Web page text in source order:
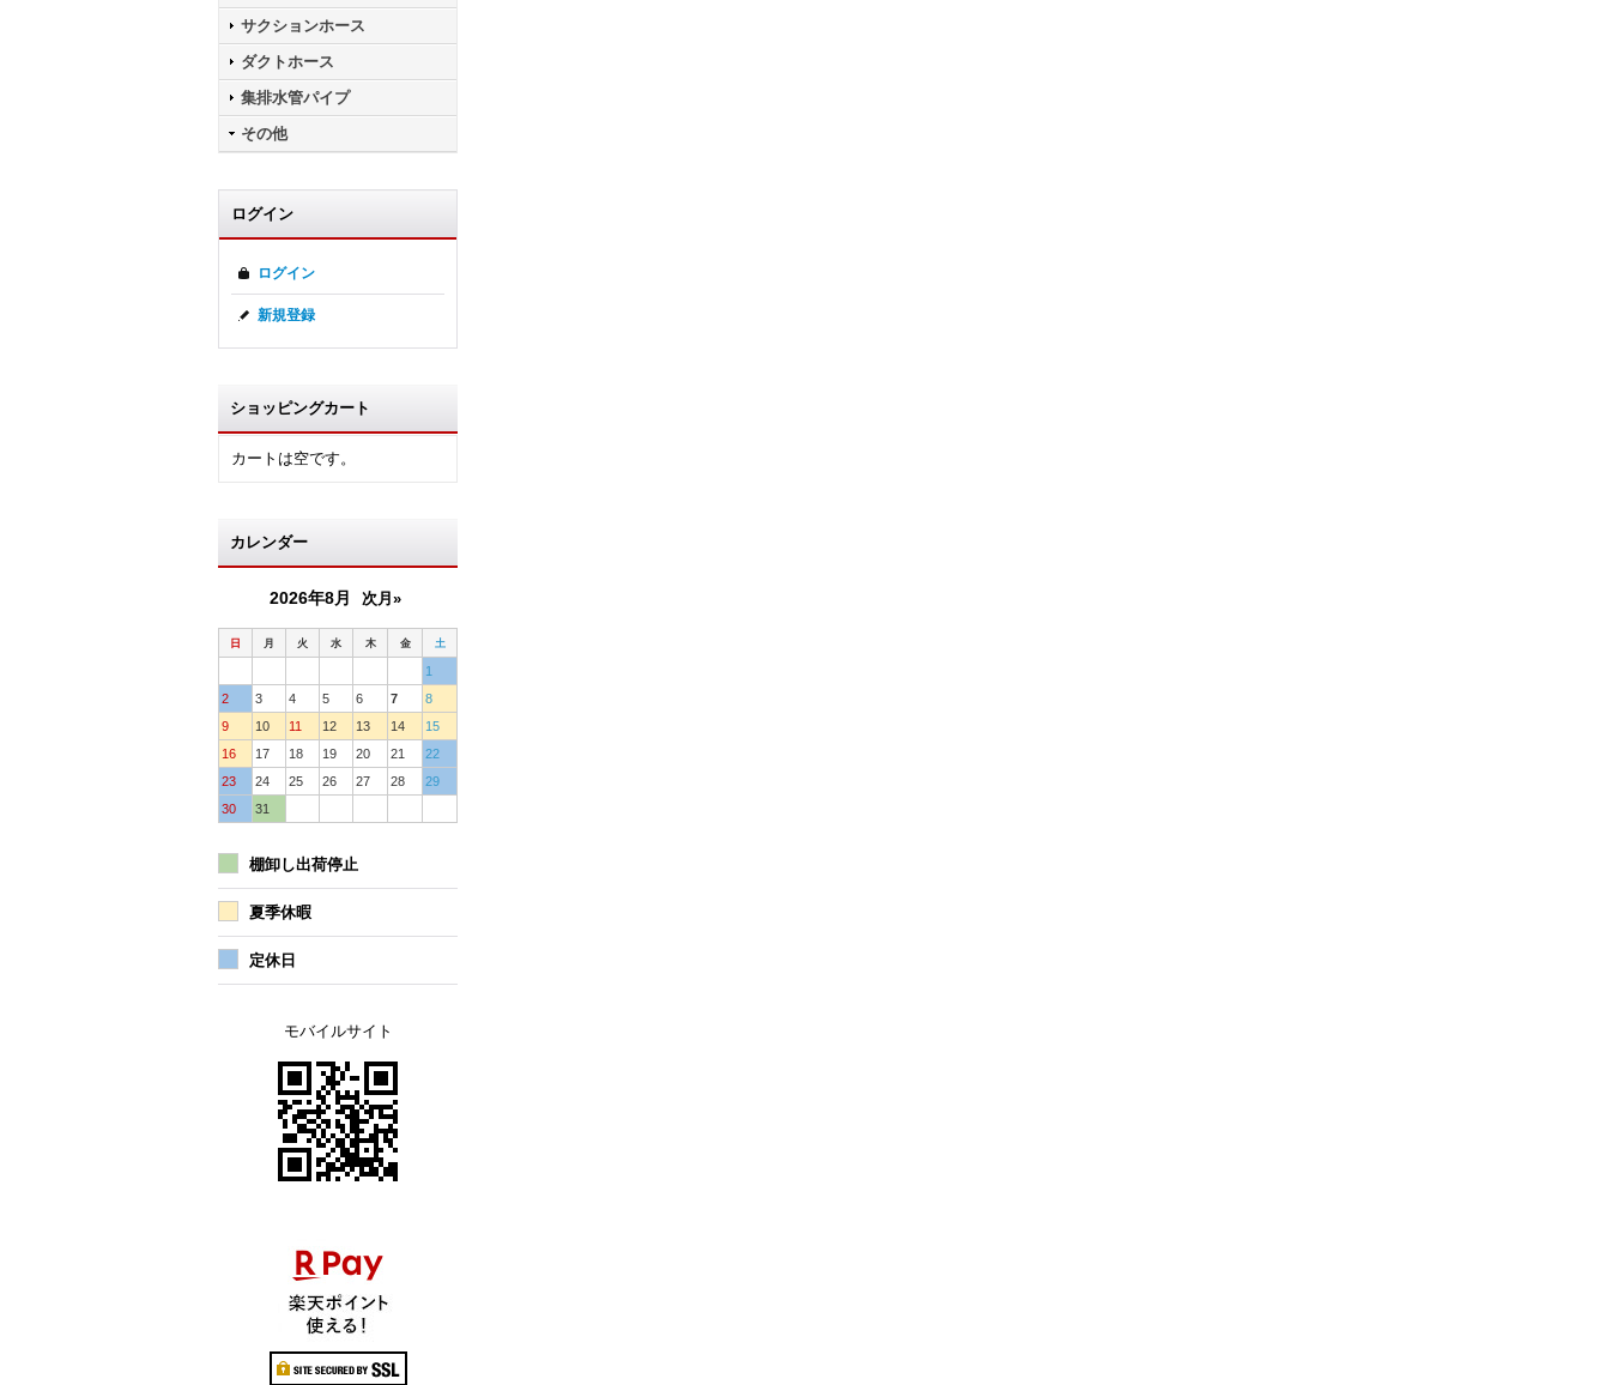
サクションホース
ダクトホース
集排水管パイプ
その他
ログイン
ログイン
新規登録
ショッピングカート
カートは空です。
カレンダー
2026年8月 次月»
日 月 火 水 木 金 土
1
2
3 4 5 6 7
8
9
10 11 12 13 14
15
16
17 18 19 20 21
22
23
24 25 26 27 28
29
30
31
棚卸し出荷停止
夏季休暇
定休日
モバイルサイト